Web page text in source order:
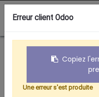
Boutique
Mâts emboitables
Erreur client Odoo
Copiez
Une erreur s'est produite